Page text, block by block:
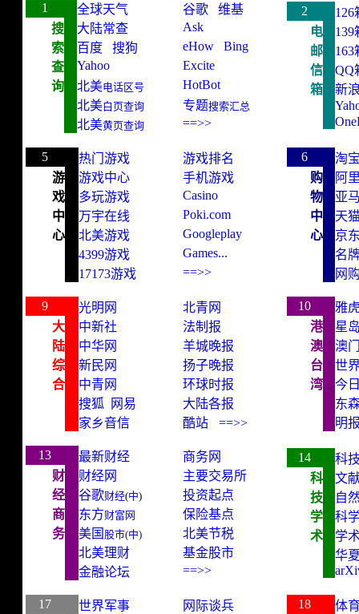
1 全球天气 谷歌
维基
搜
大陆常查
Ask
索
百度 搜狗 eHow
Bing
查
Yahoo
Excite
询
北美电话区号
HotBot
北美白页查询 专题搜索汇总
北美黄页查询 ==>>
2 126
电
139
邮
163
信
QQ
箱
新
5 热门游戏
游戏排名
游
游戏中心
手机游戏
戏
多玩游戏
Casino
中
万宇在线
Poki.com
心
北美游戏
Googleplay
4399游戏
Games...
17173游戏
==>>
6
淘
购
阿
物
亚
中
天
心
京
名
网
9 光明网
北青网
大
中新社
法制报
陆
中华网
羊城晚报
综
新民网
扬子晚报
合
中青网
环球时报
搜狐
网易
大陆各报
家乡音信
酷站 ==>>
10
雅
港
星
澳
澳
台
世
湾
今
东
明
13
最新财经
商务网
财
财经网
主要交易所
经
谷歌财经(中)
投资起点
商
东方财富网
保险基点
务
美国 股市(中)
北美节税
北美理财
基金股市
金融论坛
==>>
14
科
科
文
技
自
学
科
术
学
华
17
世界军事
网际谈兵
18
体